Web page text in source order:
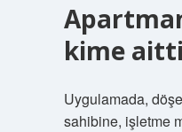
kime
Uygulamada,
sahibine, işletme